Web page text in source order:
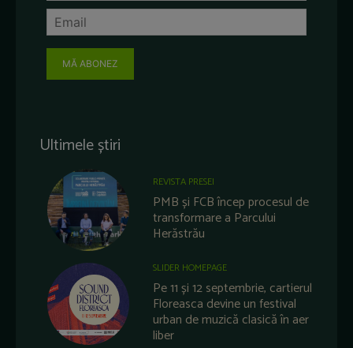
MĂ ABONEZ
Ultimele știri
REVISTA PRESEI
PMB și FCB încep procesul de
transformare a Parcului
Herăstrău
SLIDER HOMEPAGE
Pe 11 și 12 septembrie, cartierul
Floreasca devine un festival
urban de muzică clasică în aer
liber